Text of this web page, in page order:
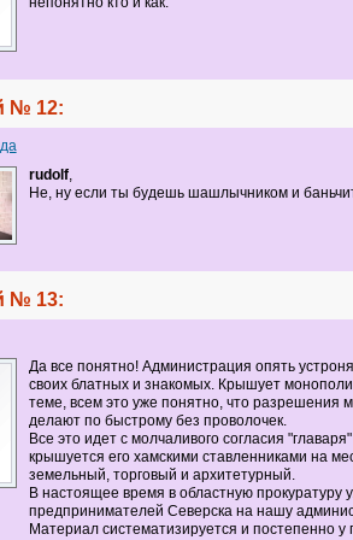
№ 12:
rudolf,
Не, ну если ты будешь шашлычником и
№ 13:
Да все понятно! Администрация опять
своих блатных и знакомых. Крышует
теме, всем это уже понятно, что разрешения
делают по быстрому без проволочек.
Все это идет с молчаливого согласия
крышуется его хамскими ставленниками на
земельный, торговый и архитетурный.
В настоящее время в областную прокуратуру
предпринимателей Северска на нашу
Материал систематизируется и постепенно